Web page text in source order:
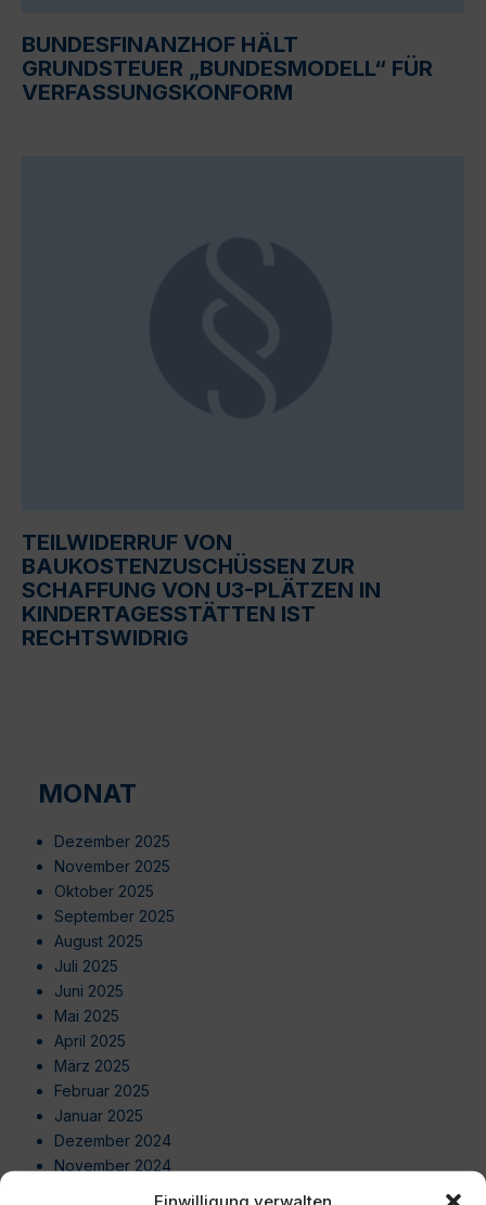
BUNDESFINANZHOF HÄLT
GRUNDSTEUER „BUNDESMODELL“ FÜR
VERFASSUNGSKONFORM
TEILWIDERRUF VON
BAUKOSTENZUSCHÜSSEN ZUR
SCHAFFUNG VON U3-PLÄTZEN IN
KINDERTAGESSTÄTTEN IST
RECHTSWIDRIG
MONAT
Dezember 2025
November 2025
Oktober 2025
September 2025
August 2025
Juli 2025
Juni 2025
Mai 2025
April 2025
März 2025
Februar 2025
Januar 2025
Dezember 2024
November 2024